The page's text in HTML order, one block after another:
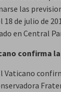
las
18 de julio de
en Central
confirma
Vaticano